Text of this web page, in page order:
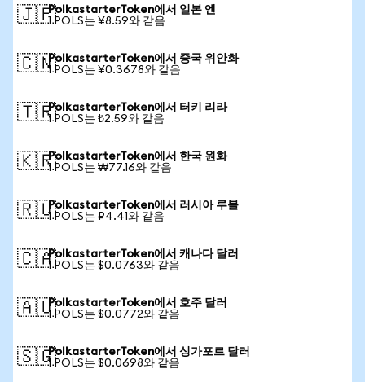
🇯🇵PolkastarterToken에서 일본 엔
1 POLS는 ¥8.59와 같음
🇨🇳PolkastarterToken에서 중국 위안화
1 POLS는 ¥0.3678와 같음
🇹🇷PolkastarterToken에서 터키 리라
1 POLS는 ₺2.59와 같음
🇰🇷PolkastarterToken에서 한국 원화
1 POLS는 ₩77.16와 같음
🇷🇺PolkastarterToken에서 러시아 루블
1 POLS는 ₽4.41와 같음
🇨🇦PolkastarterToken에서 캐나다 달러
1 POLS는 $0.0763와 같음
🇦🇺PolkastarterToken에서 호주 달러
1 POLS는 $0.0772와 같음
🇸🇬PolkastarterToken에서 싱가포르 달러
1 POLS는 $0.0698와 같음